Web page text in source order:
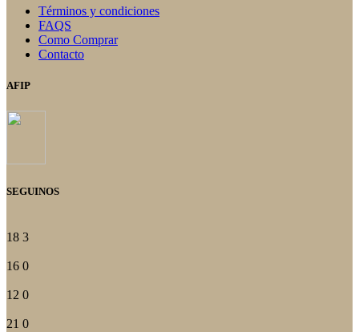
del
producto
Términos y condiciones
FAQS
Como Comprar
Contacto
AFIP
SEGUINOS
18 3
16 0
12 0
21 0